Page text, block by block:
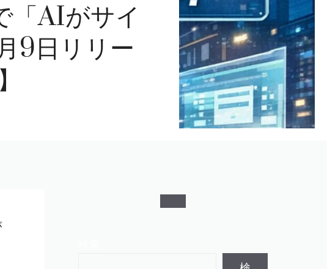
「AIがサイ
9日リリー